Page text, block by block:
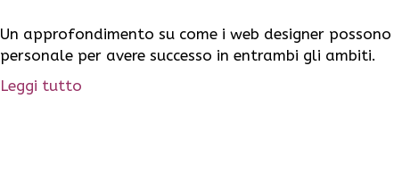
Un approfondimento su come i web designer
personale per avere successo in entrambi gli ambiti.
Leggi tutto